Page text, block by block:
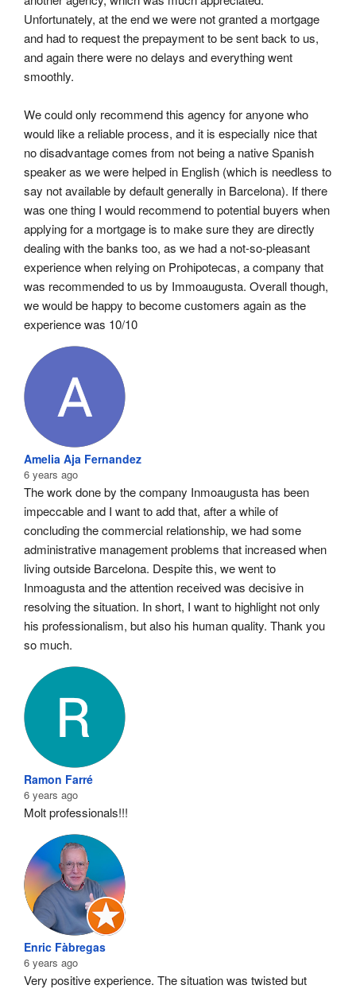
Unfortunately, at the end we were not granted a mortgage
and had to request the prepayment to be sent back to us,
and again there were no delays and everything went
smoothly.
We could only recommend this agency for anyone who
would like a reliable process, and it is especially nice that
no disadvantage comes from not being a native Spanish
speaker as we were helped in English (which is needless to
say not available by default generally in Barcelona). If there
was one thing I would recommend to potential buyers when
applying for a mortgage is to make sure they are directly
dealing with the banks too, as we had a not-so-pleasant
experience when relying on Prohipotecas, a company that
was recommended to us by Immoaugusta. Overall though,
we would be happy to become customers again as the
experience was 10/10
Amelia Aja Fernandez
6 years ago
The work done by the company Inmoaugusta has been
impeccable and I want to add that, after a while of
concluding the commercial relationship, we had some
administrative management problems that increased when
living outside Barcelona. Despite this, we went to
Inmoagusta and the attention received was decisive in
resolving the situation. In short, I want to highlight not only
his professionalism, but also his human quality. Thank you
so much.
Ramon Farré
6 years ago
Molt professionals!!!
Enric Fàbregas
6 years ago
Very positive experience. The situation was twisted but